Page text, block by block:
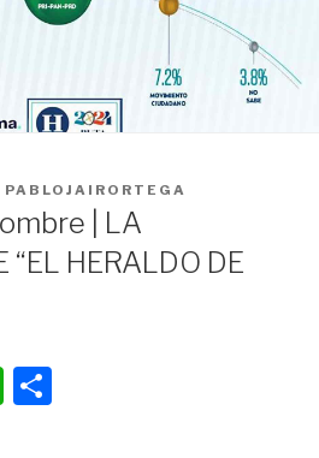
PABLOJAIRORTEGA
| LA
“EL HERALDO DE
W